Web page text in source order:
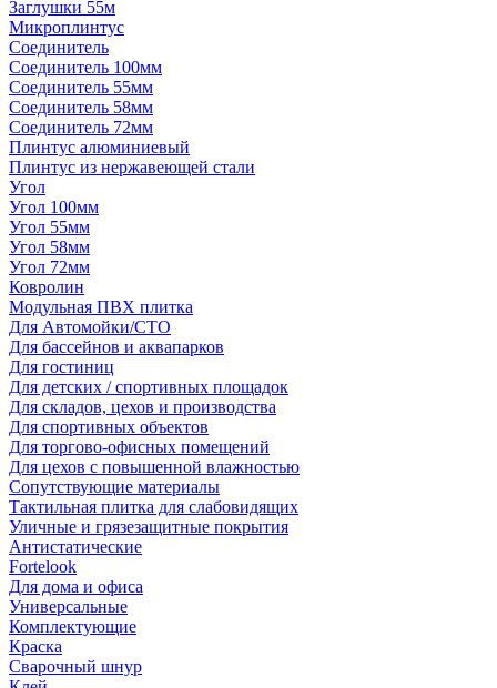
Заглушки 55м
Микроплинтус
Соединитель
Соединитель 100мм
Соединитель 55мм
Соединитель 58мм
Соединитель 72мм
Плинтус алюминиевый
Плинтус из нержавеющей стали
Угол
Угол 100мм
Угол 55мм
Угол 58мм
Угол 72мм
Ковролин
Модульная ПВХ плитка
Для Автомойки/СТО
Для бассейнов и аквапарков
Для гостиниц
Для детских / спортивных площадок
Для складов, цехов и производства
Для спортивных объектов
Для торгово-офисных помещений
Для цехов с повышенной влажностью
Сопутствующие материалы
Тактильная плитка для слабовидящих
Уличные и грязезащитные покрытия
Антистатические
Fortelook
Для дома и офиса
Универсальные
Комплектующие
Краска
Сварочный шнур